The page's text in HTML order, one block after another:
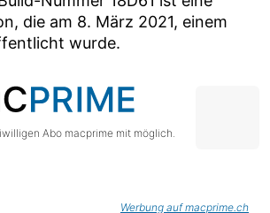
die am 8. März 2021, einem
wurde.
Abo macprime mit möglich.
Werbung auf macprime.ch